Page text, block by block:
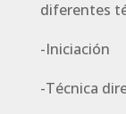
diferentes
-Iniciación
-Técnica